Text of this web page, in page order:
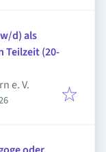
d) als
Teilzeit (20-
e. V.